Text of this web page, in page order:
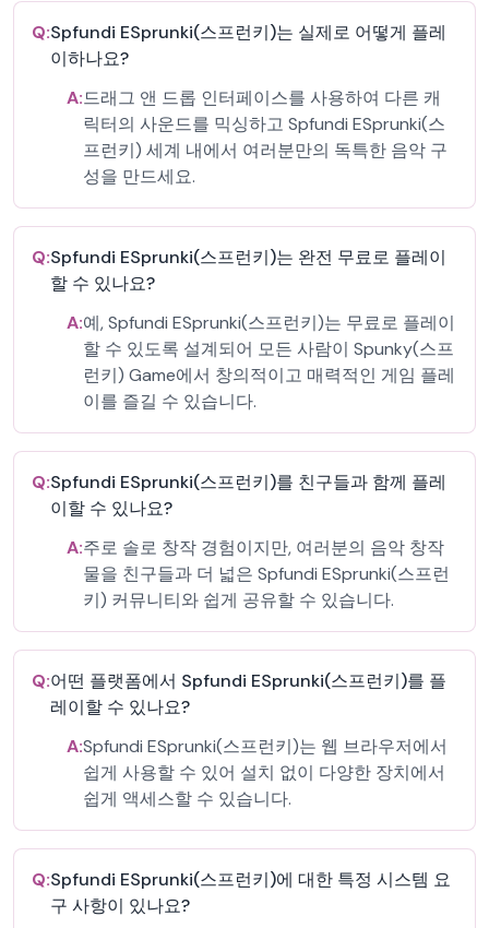
Q:Spfundi ESprunki(스프런키)는 실제로 어떻게 플레
이하나요?
A:드래그 앤 드롭 인터페이스를 사용하여 다른 캐
릭터의 사운드를 믹싱하고 Spfundi ESprunki(스
프런키) 세계 내에서 여러분만의 독특한 음악 구
성을 만드세요.
Q:Spfundi ESprunki(스프런키)는 완전 무료로 플레이
할 수 있나요?
A:예, Spfundi ESprunki(스프런키)는 무료로 플레이
할 수 있도록 설계되어 모든 사람이 Spunky(스프
런키) Game에서 창의적이고 매력적인 게임 플레
이를 즐길 수 있습니다.
Q:Spfundi ESprunki(스프런키)를 친구들과 함께 플레
이할 수 있나요?
A:주로 솔로 창작 경험이지만, 여러분의 음악 창작
물을 친구들과 더 넓은 Spfundi ESprunki(스프런
키) 커뮤니티와 쉽게 공유할 수 있습니다.
Q:어떤 플랫폼에서 Spfundi ESprunki(스프런키)를 플
레이할 수 있나요?
A:Spfundi ESprunki(스프런키)는 웹 브라우저에서
쉽게 사용할 수 있어 설치 없이 다양한 장치에서
쉽게 액세스할 수 있습니다.
Q:Spfundi ESprunki(스프런키)에 대한 특정 시스템 요
구 사항이 있나요?